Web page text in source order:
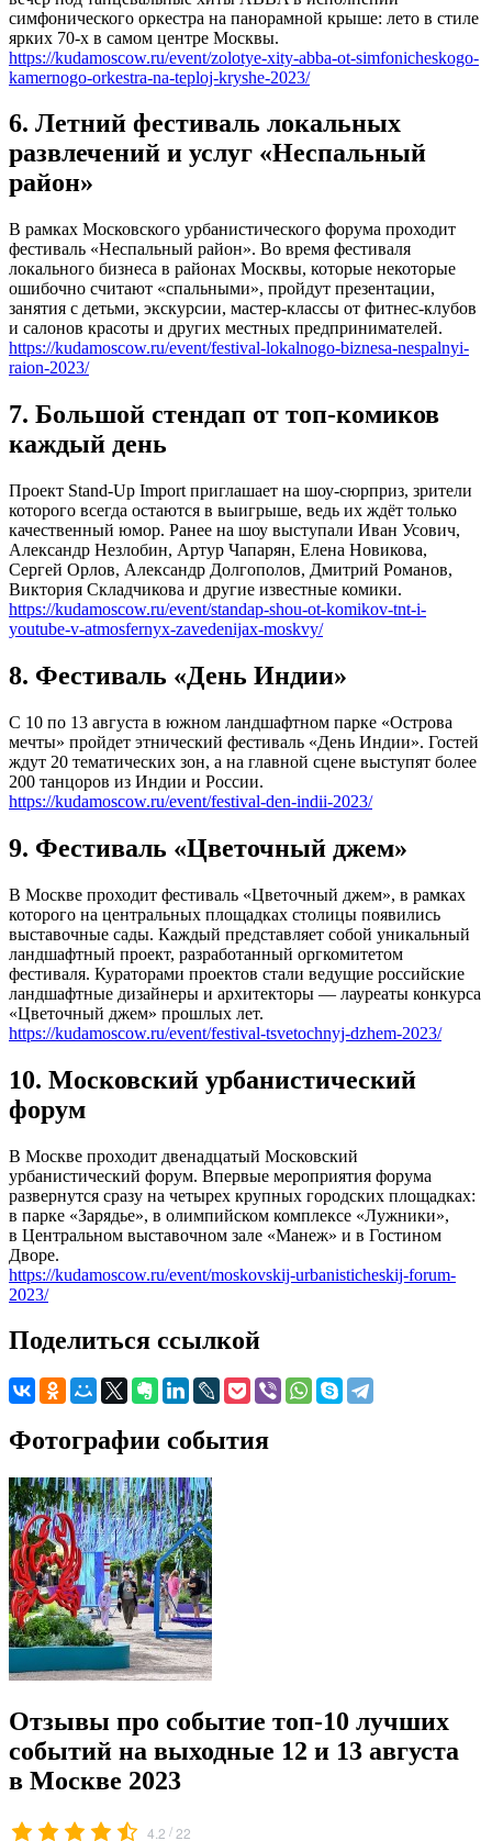
симфонического оркестра на панорамной крыше: лето в стиле
ярких 70-х в самом центре Москвы.
https://kudamoscow.ru/event/zolotye-xity-abba-ot-simfonicheskogo-
kamernogo-orkestra-na-teploj-kryshe-2023/
6. Летний фестиваль локальных
развлечений и услуг «Неспальный
район»
В рамках Московского урбанистического форума проходит
фестиваль «Неспальный район». Во время фестиваля
локального бизнеса в районах Москвы, которые некоторые
ошибочно считают «спальными», пройдут презентации,
занятия с детьми, экскурсии, мастер-классы от фитнес-клубов
и салонов красоты и других местных предпринимателей.
https://kudamoscow.ru/event/festival-lokalnogo-biznesa-nespalnyi-
raion-2023/
7. Большой стендап от топ-комиков
каждый день
Проект Stand-Up Import приглашает на шоу-сюрприз, зрители
которого всегда остаются в выигрыше, ведь их ждёт только
качественный юмор. Ранее на шоу выступали Иван Усович,
Александр Незлобин, Артур Чапарян, Елена Новикова,
Сергей Орлов, Александр Долгополов, Дмитрий Романов,
Виктория Складчикова и другие известные комики.
https://kudamoscow.ru/event/standap-shou-ot-komikov-tnt-i-
youtube-v-atmosfernyx-zavedenijax-moskvy/
8. Фестиваль «День Индии»
С 10 по 13 августа в южном ландшафтном парке «Острова
мечты» пройдет этнический фестиваль «День Индии». Гостей
ждут 20 тематических зон, а на главной сцене выступят более
200 танцоров из Индии и России.
https://kudamoscow.ru/event/festival-den-indii-2023/
9. Фестиваль «Цветочный джем»
В Москве проходит фестиваль «Цветочный джем», в рамках
которого на центральных площадках столицы появились
выставочные сады. Каждый представляет собой уникальный
ландшафтный проект, разработанный оргкомитетом
фестиваля. Кураторами проектов стали ведущие российские
ландшафтные дизайнеры и архитекторы — лауреаты конкурса
«Цветочный джем» прошлых лет.
https://kudamoscow.ru/event/festival-tsvetochnyj-dzhem-2023/
10. Московский урбанистический
форум
В Москве проходит двенадцатый Московский
урбанистический форум. Впервые мероприятия форума
развернутся сразу на четырех крупных городских площадках:
в парке «Зарядье», в олимпийском комплексе «Лужники»,
в Центральном выставочном зале «Манеж» и в Гостином
Дворе.
https://kudamoscow.ru/event/moskovskij-urbanisticheskij-forum-
2023/
Поделиться ссылкой
Фотографии события
Отзывы про событие топ-10 лучших
событий на выходные 12 и 13 августа
в Москве 2023
4.2 /22